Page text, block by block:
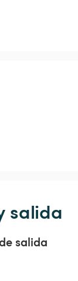
salida
salida